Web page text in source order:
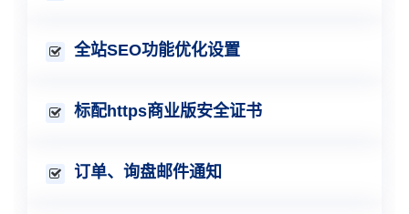
全站SEO功能优化设置
标配https商业版安全证书
订单、询盘邮件通知